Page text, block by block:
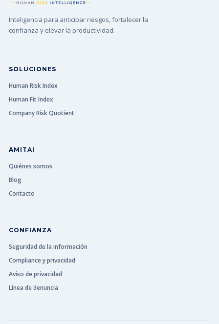
Inteligencia para anticipar riesgos, fortalecer la
confianza y elevar la productividad.
SOLUCIONES
Human Risk Index
Human Fit Index
Company Risk Quotient
AMITAI
Quiénes somos
Blog
Contacto
CONFIANZA
Seguridad de la información
Compliance y privacidad
Aviso de privacidad
Línea de denuncia